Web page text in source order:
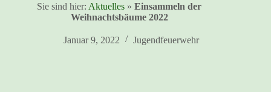
Sie sind hier: Aktuelles »Einsammeln der
Weihnachtsbäume 2022
Januar 9, 2022 Jugendfeuerwehr